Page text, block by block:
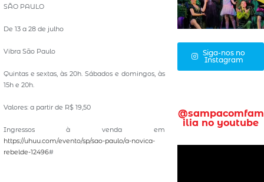
SÃO PAULO
De 13 a 28 de julho
Vibra São Paulo
Quintas e sextas, às 20h. Sábados e domingos, às
15h e 20h.
Valores: a partir de R$ 19,50
Ingressos à venda em
https://uhuu.com/evento/sp/sao-paulo/a-novica-
rebelde-12496#
Siga-nos no
Instagram
@sampacomfam
ilia no youtube